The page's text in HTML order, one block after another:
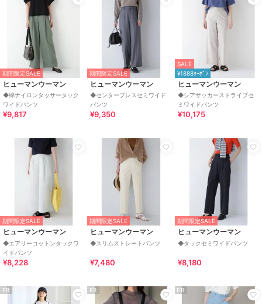
期間限定SALE
ヒューマンウーマン
◆綿ナイロンタッサータック
ワイドパンツ
¥9,817
期間限定SALE
ヒューマンウーマン
◆センタープレスセミワイド
パンツ
¥9,350
SALE
¥1888ｸｰﾎﾟﾝ
ヒューマンウーマン
◆シアサッカーストライプセ
ミワイドパンツ
¥10,175
期間限定SALE
ヒューマンウーマン
◆エアリーコットンタックワ
イドパンツ
¥8,228
期間限定SALE
ヒューマンウーマン
◆スリムストレートパンツ
¥7,480
期間限定SALE
ヒューマンウーマン
◆タックセミワイドパンツ
¥8,180
PR PR PR